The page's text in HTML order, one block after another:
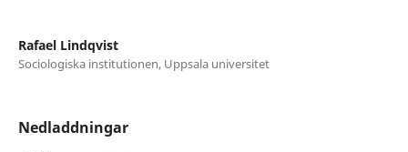
Rafael Lindqvist
Sociologiska institutionen, Uppsala universitet
Nedladdningar